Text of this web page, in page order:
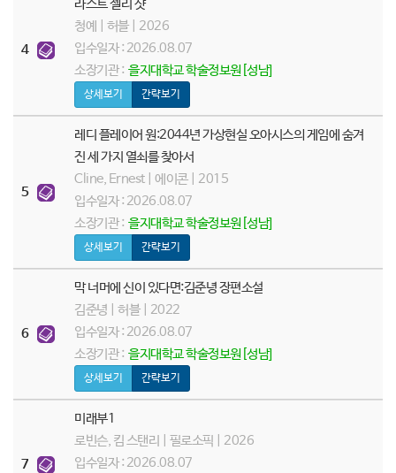
4
라스트 젤리 샷
청예 | 허블 | 2026
입수일자 : 2026.08.07
소장기관 : 을지대학교 학술정보원[성남]
상세보기 간략보기
5
레디 플레이어 원:2044년 가상현실 오아시스의 게임에 숨겨
진 세 가지 열쇠를 찾아서
Cline, Ernest | 에이콘 | 2015
입수일자 : 2026.08.07
소장기관 : 을지대학교 학술정보원[성남]
상세보기 간략보기
6
막 너머에 신이 있다면:김준녕 장편소설
김준녕 | 허블 | 2022
입수일자 : 2026.08.07
소장기관 : 을지대학교 학술정보원[성남]
상세보기 간략보기
7
미래부1
로빈슨, 킴 스탠리 | 필로소픽 | 2026
입수일자 : 2026.08.07